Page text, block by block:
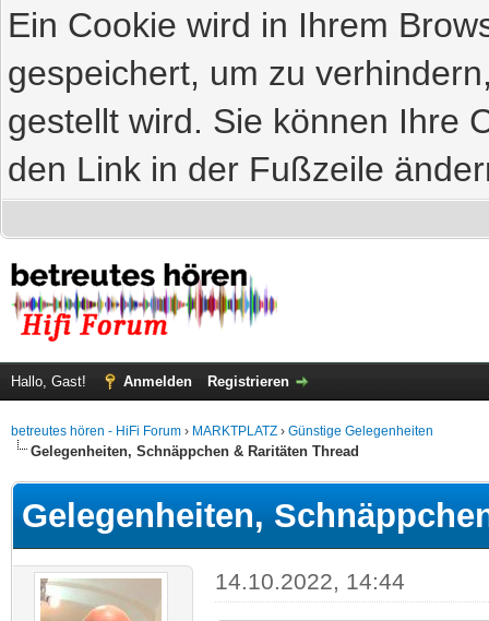
Ein Cookie wird in Ihrem
gespeichert, um zu
gestellt wird. Sie können Ihre
den Link in der Fußzeile
Hallo, Gast! Anmelden Registrieren
betreutes hören - HiFi Forum › MARKTPLATZ › Günstige Gelegenheiten
Gelegenheiten, Schnäppchen & Raritäten Thread
Gelegenheiten,
14.10.2022, 14:44